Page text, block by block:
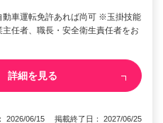
動車運転免許あれば尚可 ※玉掛技能
任者、職長・安全衛生責任者をお
詳細を見る
2026/06/15 掲載終了日： 2027/06/25